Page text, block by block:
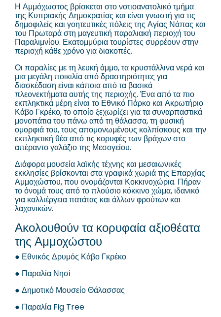
Η Αμμόχωστος βρίσκεται στο νοτιοανατολικό τμήμα
της Κυπριακής Δημοκρατίας και είναι γνωστή για τις
δημοφιλείς και γοητευτικές πόλεις της Αγίας Νάπας και
του Πρωταρά στη μαγευτική παραλιακή περιοχή του
Παραλιμνίου. Εκατομμύρια τουρίστες συρρέουν στην
περιοχή κάθε χρόνο για διακοπές.
Οι παραλίες με τη λευκή άμμο, τα κρυστάλλινα νερά και
μια μεγάλη ποικιλία από δραστηριότητες για
διασκέδαση είναι κάποια από τα βασικά
πλεονεκτήματα αυτής της περιοχής. Ένα από τα πιο
εκπληκτικά μέρη είναι το Εθνικό Πάρκο και Ακρωτήριο
Κάβο Γκρέκο, το οποίο ξεχωρίζει για τα συναρπαστικά
μονοπάτια του πάνω από τη θάλασσα, τη φυσική
ομορφιά του, τους απομονωμένους κολπίσκους και την
εκπληκτική θέα από τις κορυφές των βράχων στο
απέραντο γαλάζιο της Μεσογείου.
Διάφορα μουσεία λαϊκής τέχνης και μεσαιωνικές
εκκλησίες βρίσκονται στα γραφικά χωριά της Επαρχίας
Αμμοχώστου, που ονομάζονται Κοκκινοχώρια. Πήραν
το όνομά τους από το πλούσιο κόκκινο χώμα, ιδανικό
για καλλιέργεια πατάτας και άλλων φρούτων και
λαχανικών.
Ακολουθούν τα κορυφαία αξιοθέατα
της Αμμοχώστου
● Εθνικός Δρυμός Κάβο Γκρέκο
● Παραλία Νησί
● Δημοτικό Μουσείο Θάλασσας
● Παραλία Fig Tree